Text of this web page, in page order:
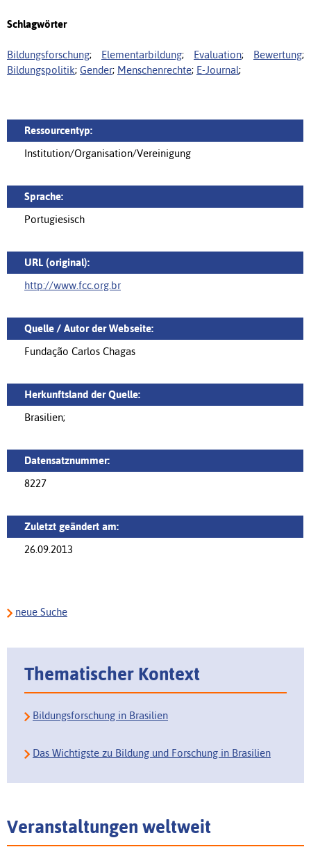
Schlagwörter
Bildungsforschung; Elementarbildung; Evaluation; Bewertung;
Bildungspolitik; Gender; Menschenrechte; E-Journal;
Ressourcentyp:
Institution/Organisation/Vereinigung
Sprache:
Portugiesisch
URL (original):
http://www.fcc.org.br
Quelle / Autor der Webseite:
Fundação Carlos Chagas
Herkunftsland der Quelle:
Brasilien;
Datensatznummer:
8227
Zuletzt geändert am:
26.09.2013
neue Suche
Thematischer Kontext
Bildungsforschung in Brasilien
Das Wichtigste zu Bildung und Forschung in Brasilien
Veranstaltungen weltweit